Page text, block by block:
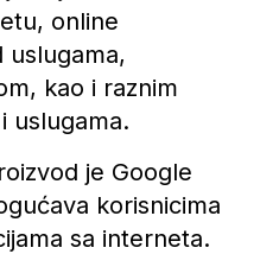
online
uslugama,
kao i raznim
uslugama.
je Google
korisnicima
sa interneta.